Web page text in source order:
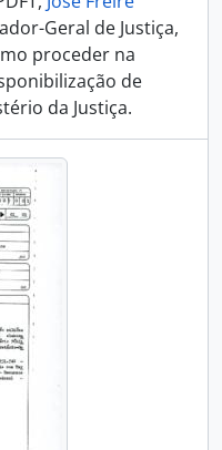
Geral de Justiça,
proceder na
de
da Justiça.